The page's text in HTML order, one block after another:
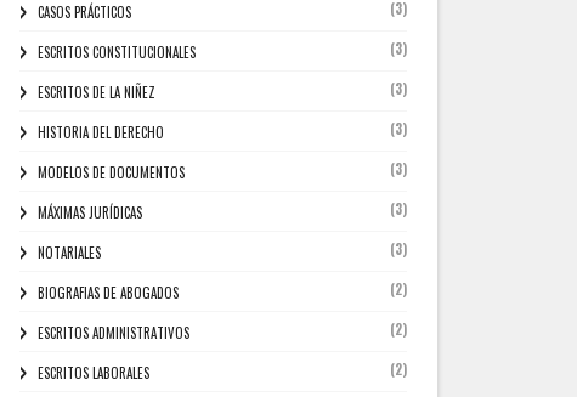
CASOS PRÁCTICOS (3)
ESCRITOS CONSTITUCIONALES (3)
ESCRITOS DE LA NIÑEZ (3)
HISTORIA DEL DERECHO (3)
MODELOS DE DOCUMENTOS (3)
MÁXIMAS JURÍDICAS (3)
NOTARIALES (3)
BIOGRAFIAS DE ABOGADOS (2)
ESCRITOS ADMINISTRATIVOS (2)
ESCRITOS LABORALES (2)